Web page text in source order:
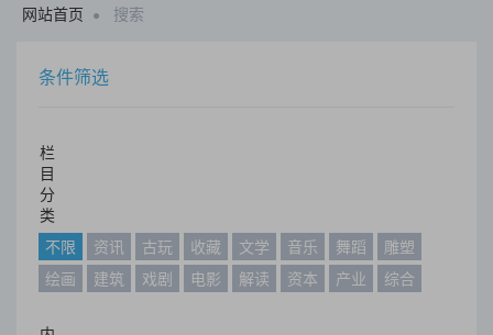
网站首页 搜索
条件筛选
栏
目
分
类
不限
资讯 古玩 收藏 文学 音乐 舞蹈
雕塑
绘画
建筑 戏剧 电影 解读 资本 产业 综合